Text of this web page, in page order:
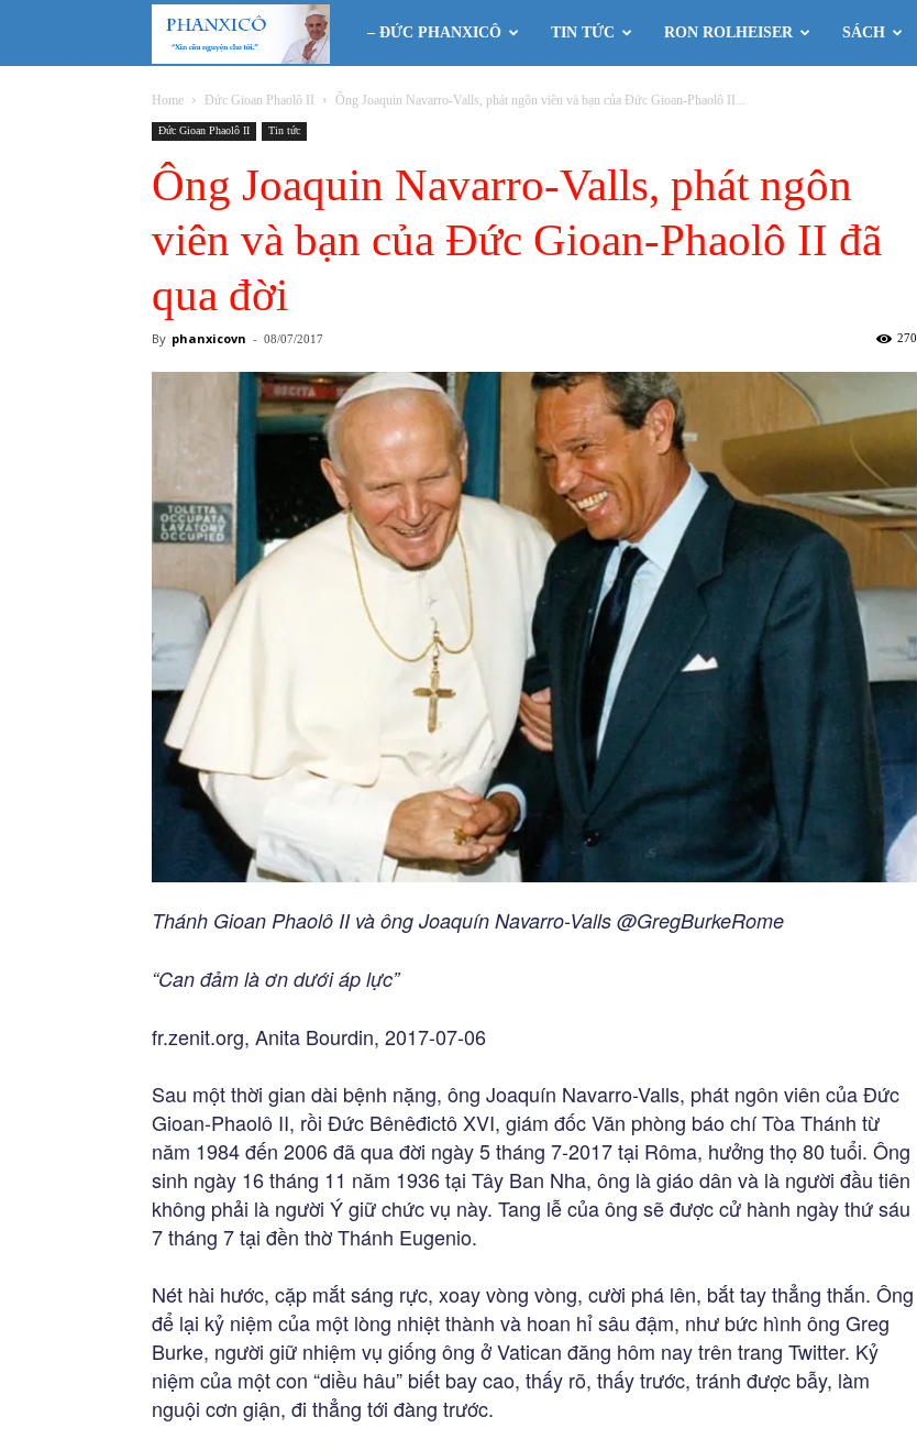
Phanxicô
– ĐỨC PHANXICÔ TIN TỨC RON ROLHEISER SÁCH
Home Đức Gioan Phaolô II Ông Joaquin Navarro-Valls, phát ngôn viên và bạn của Đức Gioan-Phaolô II...
Đức Gioan Phaolô II Tin tức
Ông Joaquin Navarro-Valls, phát ngôn
viên và bạn của Đức Gioan-Phaolô II đã
qua đời
By phanxicovn - 08/07/2017 270
Thánh Gioan Phaolô II và ông Joaquín Navarro-Valls @GregBurkeRome
“Can đảm là ơn dưới áp lực”
fr.zenit.org, Anita Bourdin, 2017-07-06
Sau một thời gian dài bệnh nặng, ông Joaquín Navarro-Valls, phát ngôn viên của Đức
Gioan-Phaolô II, rồi Đức Bênêđictô XVI, giám đốc Văn phòng báo chí Tòa Thánh từ
năm 1984 đến 2006 đã qua đời ngày 5 tháng 7-2017 tại Rôma, hưởng thọ 80 tuổi. Ông
sinh ngày 16 tháng 11 năm 1936 tại Tây Ban Nha, ông là giáo dân và là người đầu tiên
không phải là người Ý giữ chức vụ này. Tang lễ của ông sẽ được cử hành ngày thứ sáu
7 tháng 7 tại đền thờ Thánh Eugenio.
Nét hài hước, cặp mắt sáng rực, xoay vòng vòng, cười phá lên, bắt tay thẳng thắn. Ông
để lại kỷ niệm của một lòng nhiệt thành và hoan hỉ sâu đậm, như bức hình ông Greg
Burke, người giữ nhiệm vụ giống ông ở Vatican đăng hôm nay trên trang Twitter. Kỷ
niệm của một con “diều hâu” biết bay cao, thấy rõ, thấy trước, tránh được bẫy, làm
nguội cơn giận, đi thẳng tới đàng trước.